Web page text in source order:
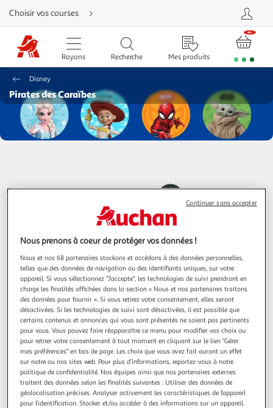
Aller
directement
au
contenu
Aller
directement
la
Aller
directement
à
la
navigation
Aller
directement
Choisir vos courses
Rayons Recherche Mes produits
Disney
Pirates des Caraïbes
Oups, les produits de la catégorie
Pirates des Caraïbesviennent de filer...
Nous vous invitons à lancer une autre recherche...
... ou à trouver votre bonheur dans nos
rayons
Nous prenons à coeur de protéger vos données !
Nous et nos 68 partenaires stockons et accédons à des données personnelles,
telles que des données de navigation ou des identifiants uniques, sur votre
appareil. Si vous sélectionnez "J'accepte", les technologies de suivi prendront en
charge les finalités affichées dans la section « Nous et nos partenaires traitons
des données pour fournir ». Si vous retirez votre consentement, elles seront
désactivées. Si les technologies de suivi sont désactivées, il est possible que
certains contenus et annonces qui vous sont présentés ne soient pas pertinents
pour vous. Vous pouvez faire réapparaître ce menu pour modifier vos choix ou
pour retirer votre consentement à tout moment en cliquant sur le lien "Gérer
mes préférences" en bas de page. Les choix que vous avez fait auront un effet
sur notre ou nos sites web. Pour plus d’informations, reportez-vous à notre
politique de confidentialité. Nos équipes ainsi que nos partenaires externes
traitent des données selon les finalités suivantes : Utiliser des données de
géolocalisation précises. Analyser activement les caractéristiques de l’appareil
pour l’identification. Stocker et/ou accéder à des informations sur un appareil.
Continuer sans accepter